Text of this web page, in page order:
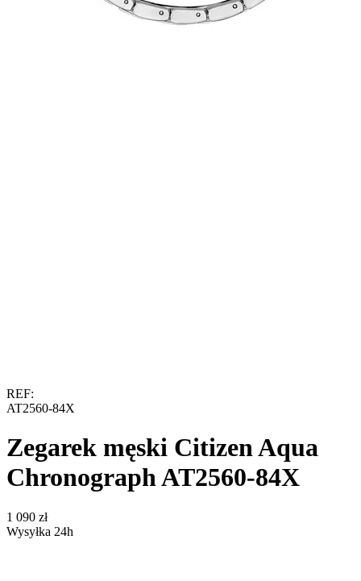
REF:
AT2560-84X
Zegarek męski Citizen Aqua
Chronograph AT2560-84X
‍1 090‍ zł
Wysyłka 24h